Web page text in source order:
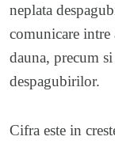
neplata
comunicare
dauna, precum
despagubirilor.
Cifra este in